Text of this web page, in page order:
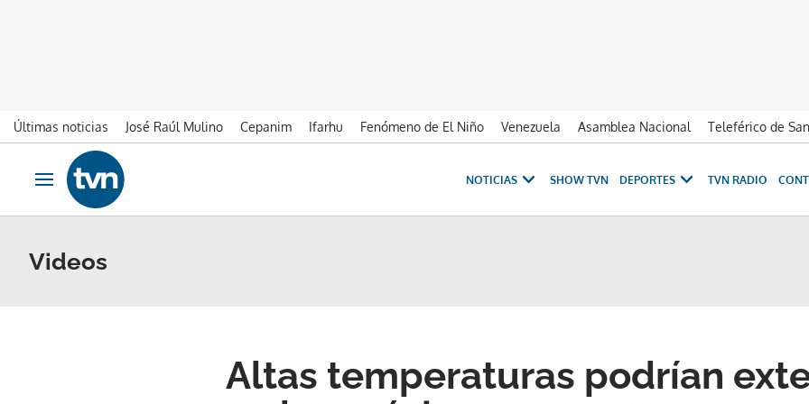
Últimas noticias José Raúl Mulino Cepanim Ifarhu Fenómeno de El Niño Venezuela Asamblea Nacional Teleférico de
Ir al contenido
Obrir navegació
NOTICIAS SHOW TVN DEPORTES TVN RADIO
Videos
Altas temperaturas podrían